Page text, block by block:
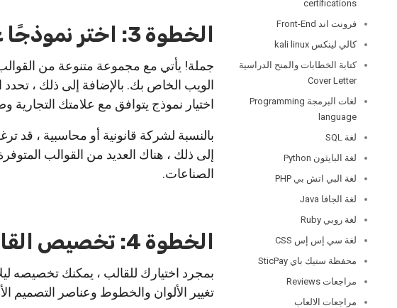
الخطوة 3: اختر نموذجًا على موقع Joomla
جملة! يأتي مع مجموعة متنوعة من
الويب الخاص بك. بالإضافة إلى ذلك ،
اختيار نموذج يتوافق مع علامتك التجارية
بالنسبة لشركة قانونية أو محاسبية ،
إلى ذلك ، هناك العديد من القوالب
الصناعات.
الخطوة 4: تخصيص القالب الخاص بك على موقع Joomla
بمجرد اختيارك للقالب ، يمكنك تخصيصه
تغيير الألوان والخطوط وعناصر التصميم
certifications
فرونت اند Front-End
كالي لينكس kali linux
كتابة الخطابات والمنح الدراسية
Cover Letter
لغات البرمجة Programming
language
لغة SQL
لغة البايثون Python
لغة البي اتش بي PHP
لغة الجافا Java
لغة روبي Ruby
لغة سي إس إس CSS
محفظة ستيك باي SticPay
مراجعات Reviews
مراجعات الالعاب